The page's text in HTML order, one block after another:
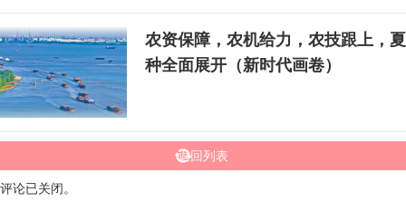
农资保障，农机给力，农技跟上，夏
种全面展开（新时代画卷）
返回列表
评论已关闭。